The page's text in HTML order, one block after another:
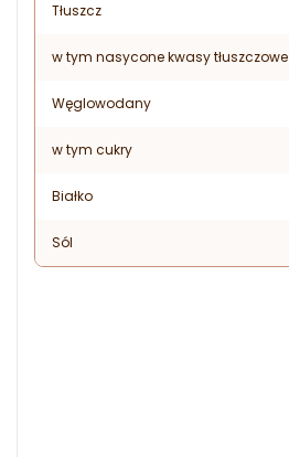
Tłuszcz
w tym nasycone kwasy tłuszczowe
Węglowodany
w tym cukry
Białko
Sól